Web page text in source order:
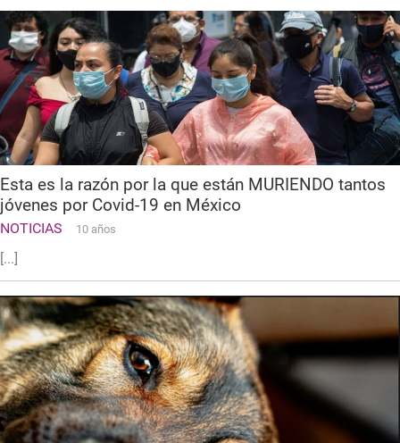
Esta es la razón por la que están MURIENDO tantos
jóvenes por Covid-19 en México
NOTICIAS 10 años
[...]